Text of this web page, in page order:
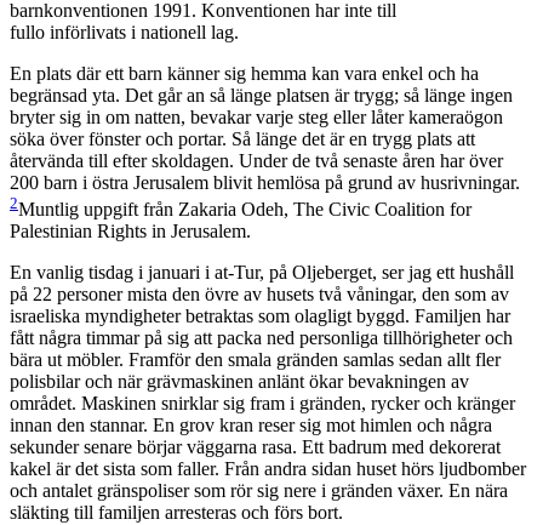
barnkonventionen 1991. Konventionen har inte till
fullo införlivats i nationell lag.
En plats där ett barn känner sig hemma kan vara enkel och ha
begränsad yta. Det går an så länge platsen är trygg; så länge ingen
bryter sig in om natten, bevakar varje steg eller låter kameraögon
söka över fönster och portar. Så länge det är en trygg plats att
återvända till efter skoldagen. Under de två senaste åren har över
200 barn i östra Jerusalem blivit hemlösa på grund av husrivningar.
2Muntlig uppgift från Zakaria Odeh, The Civic Coalition for
Palestinian Rights in Jerusalem.
En vanlig tisdag i januari i at-Tur, på Oljeberget, ser jag ett hushåll
på 22 personer mista den övre av husets två våningar, den som av
israeliska myndigheter betraktas som olagligt byggd. Familjen har
fått några timmar på sig att packa ned personliga tillhörigheter och
bära ut möbler. Framför den smala gränden samlas sedan allt fler
polisbilar och när grävmaskinen anlänt ökar bevakningen av
området. Maskinen snirklar sig fram i gränden, rycker och kränger
innan den stannar. En grov kran reser sig mot himlen och några
sekunder senare börjar väggarna rasa. Ett badrum med dekorerat
kakel är det sista som faller. Från andra sidan huset hörs ljudbomber
och antalet gränspoliser som rör sig nere i gränden växer. En nära
släkting till familjen arresteras och förs bort.